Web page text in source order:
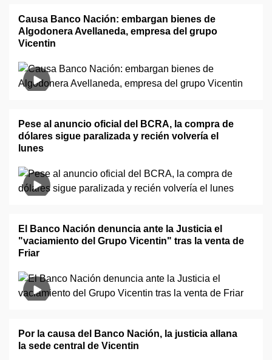
Causa Banco Nación: embargan bienes de
Algodonera Avellaneda, empresa del grupo
Vicentin
Pese al anuncio oficial del BCRA, la compra de
dólares sigue paralizada y recién volvería el
lunes
El Banco Nación denuncia ante la Justicia el
"vaciamiento del Grupo Vicentin" tras la venta de
Friar
Por la causa del Banco Nación, la justicia allana
la sede central de Vicentin